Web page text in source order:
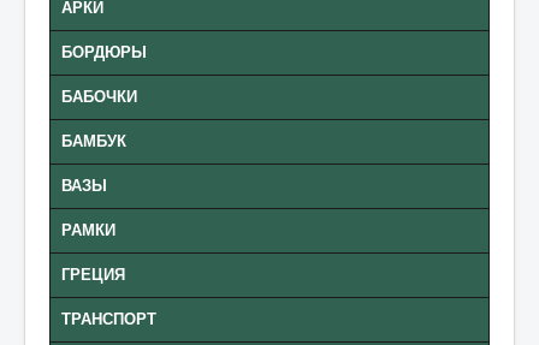
АРКИ
БОРДЮРЫ
БАБОЧКИ
БАМБУК
ВАЗЫ
РАМКИ
ГРЕЦИЯ
ТРАНСПОРТ